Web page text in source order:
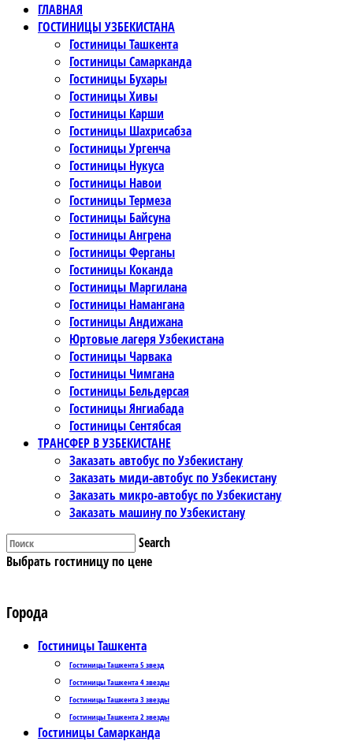
ГЛАВНАЯ
ГОСТИНИЦЫ УЗБЕКИСТАНА
Гостиницы Ташкента
Гостиницы Самарканда
Гостиницы Бухары
Гостиницы Хивы
Гостиницы Карши
Гостиницы Шахрисабза
Гостиницы Ургенча
Гостиницы Нукуса
Гостиницы Навои
Гостиницы Термеза
Гостиницы Байсуна
Гостиницы Ангрена
Гостиницы Ферганы
Гостиницы Коканда
Гостиницы Маргилана
Гостиницы Намангана
Гостиницы Андижана
Юртовые лагеря Узбекистана
Гостиницы Чарвака
Гостиницы Чимгана
Гостиницы Бельдерсая
Гостиницы Янгиабада
Гостиницы Сентябсая
ТРАНСФЕР В УЗБЕКИСТАНЕ
Заказать автобус по Узбекистану
Заказать миди-автобус по Узбекистану
Заказать микро-автобус по Узбекистану
Заказать машину по Узбекистану
Search
Выбрать гостиницу по цене
Города
Гостиницы Ташкента
Гостиницы Ташкента 5 звезд
Гостиницы Ташкента 4 звезды
Гостиницы Ташкента 3 звезды
Гостиницы Ташкента 2 звезды
Гостиницы Самарканда